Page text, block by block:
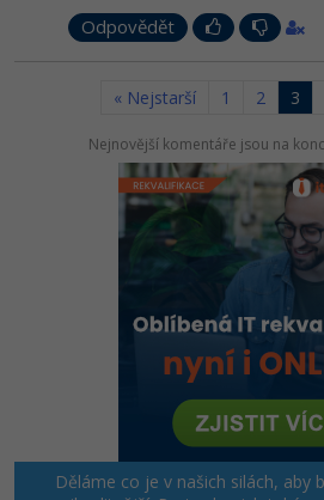
Odpovědět
« Nejstarší 1 2 3
Nejnovější komentáře jsou na
Děláme co je v našich silách, aby